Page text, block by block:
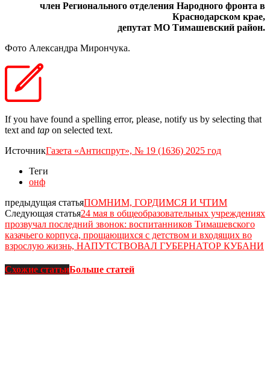
член Регионального отделения Народного фронта в
Краснодарском крае,
депутат МО Тимашевский район.
Фото Александра Мирончука.
If you have found a spelling error, please, notify us by selecting that
text and tap on selected text.
ИсточникГазета «Антиспрут», № 19 (1636) 2025 год
Теги
онф
предыдущая статьяПОМНИМ, ГОРДИМСЯ И ЧТИМ
Следующая статья24 мая в общеобразовательных учреждениях
прозвучал последний звонок: воспитанников Тимашевского
казачьего корпуса, прощающихся с детством и входящих во
взрослую жизнь, НАПУТСТВОВАЛ ГУБЕРНАТОР КУБАНИ
Схожие статьиБольше статей